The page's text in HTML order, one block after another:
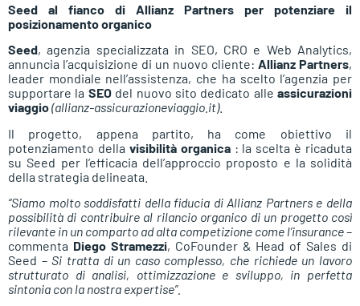
Seed al fianco di Allianz Partners per potenziare il
posizionamento organico
Seed, agenzia specializzata in SEO, CRO e Web Analytics,
annuncia l’acquisizione di un nuovo cliente: Allianz Partners,
leader mondiale nell’assistenza, che ha scelto l’agenzia per
supportare la SEOdel nuovo sito dedicato alle assicurazioni
viaggio(allianz-assicurazioneviaggio.it).
Il progetto, appena partito, ha come obiettivo il
potenziamento della visibilità organica: la scelta è ricaduta
su Seed per l’efficacia dell’approccio proposto e la solidità
della strategia delineata.
“Siamo molto soddisfatti della fiducia di Allianz Partners e della
possibilità di contribuire al rilancio organico di un progetto così
rilevante in un comparto ad alta competizione come l’insurance –
commenta Diego Stramezzi, CoFounder & Head of Sales di
Seed –Si tratta di un caso complesso, che richiede un lavoro
strutturato di analisi, ottimizzazione e sviluppo, in perfetta
sintonia con la nostra expertise”.